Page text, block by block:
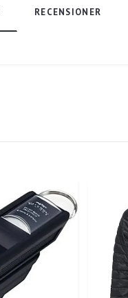
RECENSIONER